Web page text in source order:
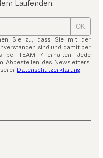
Laufenden.
OK
Sie zu, dass Sie mit der
sind und damit per
bei TEAM 7 erhalten. Jede
Abbestellen des Newsletters.
Datenschutzerklärung.